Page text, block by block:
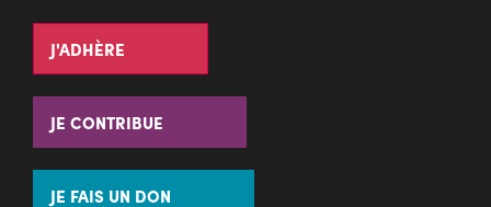
J'ADHÈRE
JE CONTRIBUE
JE FAIS UN DON